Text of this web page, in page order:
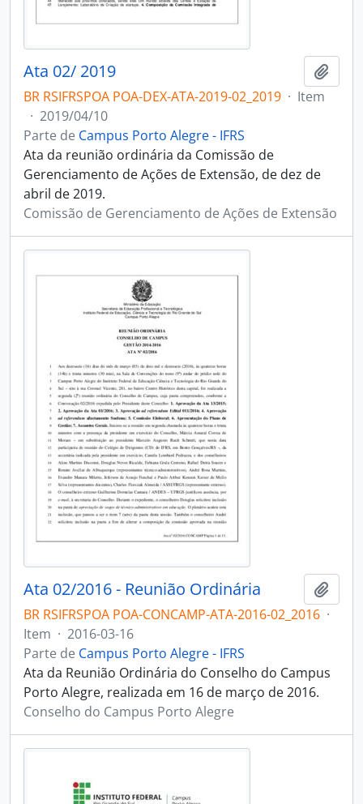
Ata 02/ 2019
BR RSIFRSPOA POA-DEX-ATA-2019-02_2019 · Item
· 2019/04/10
Parte de Campus Porto Alegre - IFRS
Ata da reunião ordinária da Comissão de
Gerenciamento de Ações de Extensão, de dez de
abril de 2019.
Comissão de Gerenciamento de Ações de Extensão
Ata 02/2016 - Reunião Ordinária
BR RSIFRSPOA POA-CONCAMP-ATA-2016-02_2016 ·
Item · 2016-03-16
Parte de Campus Porto Alegre - IFRS
Ata da Reunião Ordinária do Conselho do Campus
Porto Alegre, realizada em 16 de março de 2016.
Conselho do Campus Porto Alegre